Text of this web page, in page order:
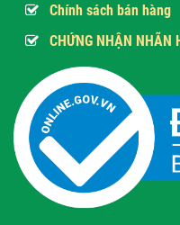
Chính sách bán hàng
CHỨNG NHẬN NHÃN